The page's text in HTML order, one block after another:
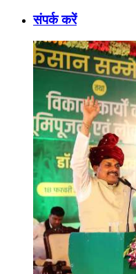
संपर्क करें